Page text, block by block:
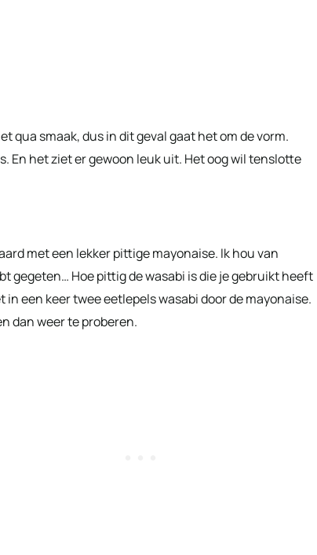
qua smaak, dus in dit geval gaat het om de vorm.
En het ziet er gewoon leuk uit. Het oog wil tenslotte
met een lekker pittige mayonaise. Ik hou van
gegeten… Hoe pittig de wasabi is die je gebruikt heeft
een keer twee eetlepels wasabi door de mayonaise.
dan weer te proberen.